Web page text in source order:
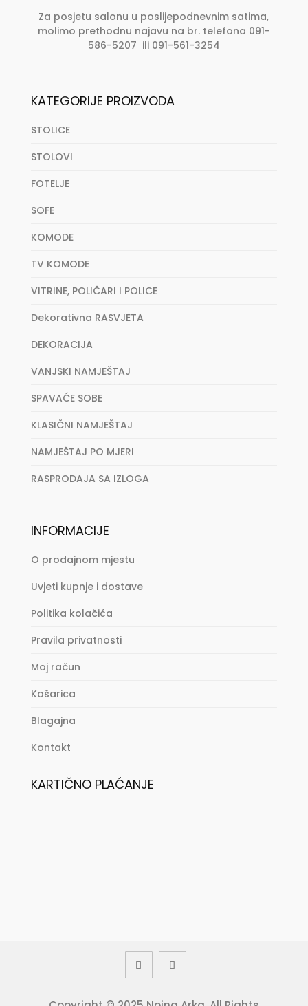
Za posjetu salonu u poslijepodnevnim satima,
molimo prethodnu najavu na br. telefona 091-
586-5207 ili 091-561-3254
KATEGORIJE PROIZVODA
STOLICE
STOLOVI
FOTELJE
SOFE
KOMODE
TV KOMODE
VITRINE, POLIČARI I POLICE
Dekorativna RASVJETA
DEKORACIJA
VANJSKI NAMJEŠTAJ
SPAVAĆE SOBE
KLASIČNI NAMJEŠTAJ
NAMJEŠTAJ PO MJERI
RASPRODAJA SA IZLOGA
INFORMACIJE
O prodajnom mjestu
Uvjeti kupnje i dostave
Politika kolačića
Pravila privatnosti
Moj račun
Košarica
Blagajna
Kontakt
KARTIČNO PLAĆANJE